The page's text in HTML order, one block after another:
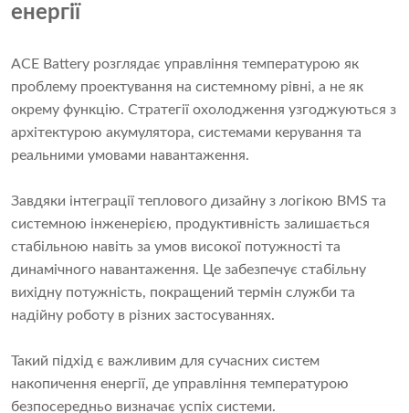
енергії
ACE Battery розглядає управління температурою як
проблему проектування на системному рівні, а не як
окрему функцію. Стратегії охолодження узгоджуються з
архітектурою акумулятора, системами керування та
реальними умовами навантаження.
Завдяки інтеграції теплового дизайну з логікою BMS та
системною інженерією, продуктивність залишається
стабільною навіть за умов високої потужності та
динамічного навантаження. Це забезпечує стабільну
вихідну потужність, покращений термін служби та
надійну роботу в різних застосуваннях.
Такий підхід є важливим для сучасних систем
накопичення енергії, де управління температурою
безпосередньо визначає успіх системи.